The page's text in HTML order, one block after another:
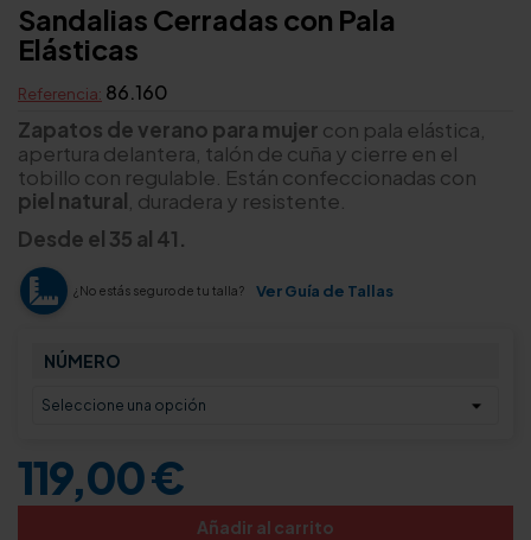
Sandalias Cerradas con Pala
Elásticas
Referencia: 86.160
Zapatos de verano para mujer con pala elástica,
apertura delantera, talón de cuña y cierre en el
tobillo con regulable. Están confeccionadas con
piel natural , duradera y resistente.
Desde el 35 al 41.
¿No estás seguro de tu talla? Ver Guía de Tallas
NÚMERO
119,00 €
Añadir al carrito